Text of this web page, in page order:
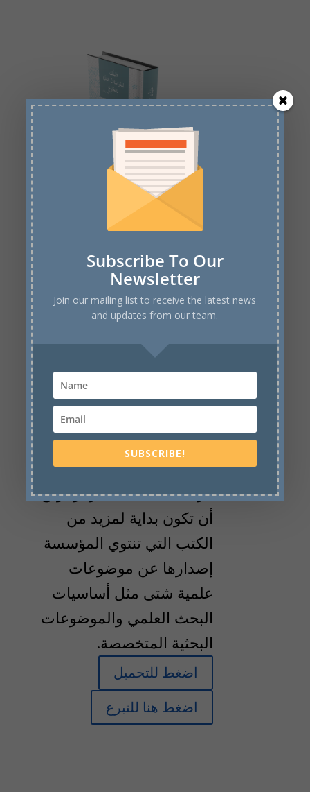
دليلك
للدراسات
العليا في
الخارج
الإصدار الأول
تعد هذه النسخة بمثابة أول
إصدار، ليس فقط لهذا
الموضوع- الدراسة في
الخارج- تحديدًا، ولكنه أول
منتج لكتاب من خلال
مؤسسة علماء مصر، ويتوقع
أن تكون بداية لمزيد من
الكتب التي تنتوي المؤسسة
إصدارها عن موضوعات
علمية شتى مثل أساسيات
البحث العلمي والموضوعات
البحثية المتخصصة.
اضغط للتحميل
اضغط هنا للتبرع
Subscribe To Our
Newsletter
Join our mailing list to receive the latest news
and updates from our team.
SUBSCRIBE!